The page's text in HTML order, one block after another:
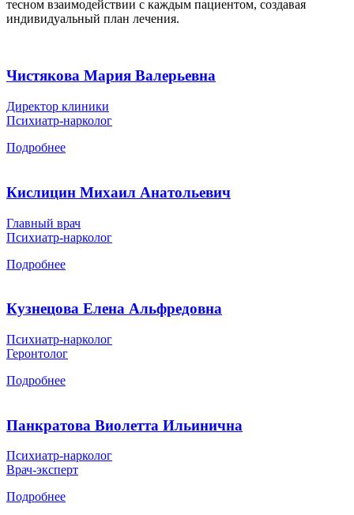
тесном взаимодействии с каждым пациентом, создавая
индивидуальный план лечения.
Чистякова Мария Валерьевна
Директор клиники
Психиатр-нарколог
Подробнее
Кислицин Михаил Анатольевич
Главный врач
Психиатр-нарколог
Подробнее
Кузнецова Елена Альфредовна
Психиатр-нарколог
Геронтолог
Подробнее
Панкратова Виолетта Ильинична
Психиатр-нарколог
Врач-эксперт
Подробнее